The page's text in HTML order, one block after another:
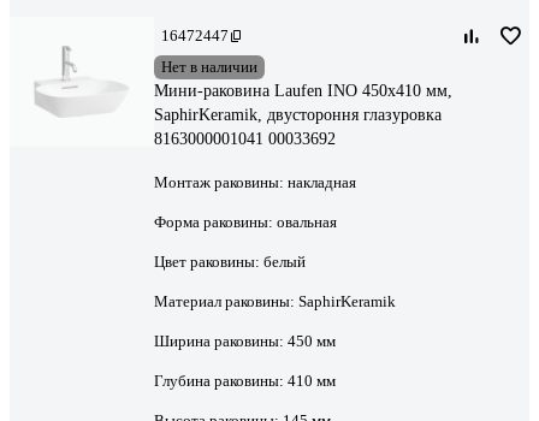
16472447
Нет в наличии
Мини-раковина Laufen INO 450х410 мм,
SaphirKeramik, двустороння глазуровка
8163000001041 00033692
Монтаж раковины: накладная
Форма раковины: овальная
Цвет раковины: белый
Материал раковины: SaphirKeramik
Ширина раковины: 450 мм
Глубина раковины: 410 мм